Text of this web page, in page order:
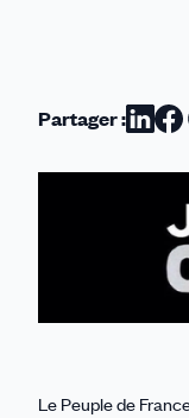
Partager :
sursur
Le Peuple de